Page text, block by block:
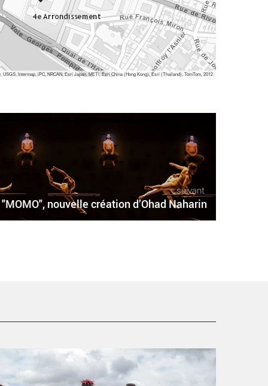
Intermap, iPC, NRCAN, Esri Japan, METI, Esri China (Hong Kong), Esri (Thailand), TomTom, 2012
suivant
"MOMO", nouvelle création d’Ohad Naharin
« Filles-Pétroles » de Nadia Beugré - Critique sortie
Rungis THEATRE DE RUNGIS